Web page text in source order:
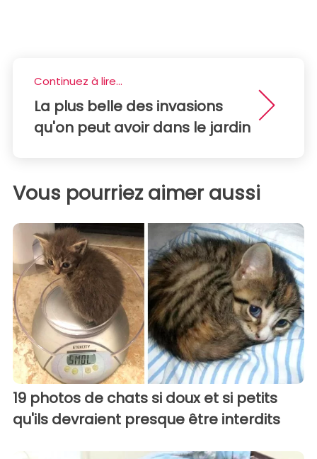
Continuez à lire...
La plus belle des invasions
qu'on peut avoir dans le jardin
Vous pourriez aimer aussi
19 photos de chats si doux et si petits
qu'ils devraient presque être interdits